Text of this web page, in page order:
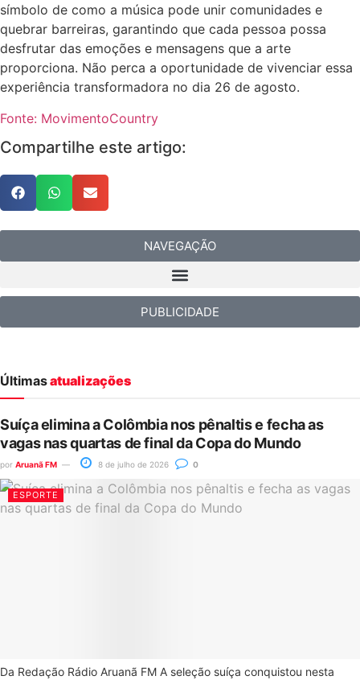
símbolo de como a música pode unir comunidades e
quebrar barreiras, garantindo que cada pessoa possa
desfrutar das emoções e mensagens que a arte
proporciona. Não perca a oportunidade de vivenciar essa
experiência transformadora no dia 26 de agosto.
Fonte: MovimentoCountry
Compartilhe este artigo:
NAVEGAÇÃO
PUBLICIDADE
Últimasatualizações
Suíça elimina a Colômbia nos pênaltis e fecha as
vagas nas quartas de final da Copa do Mundo
por Aruanã FM 8 de julho de 2026 0
ESPORTE
Da Redação Rádio Aruanã FM A seleção suíça conquistou nesta